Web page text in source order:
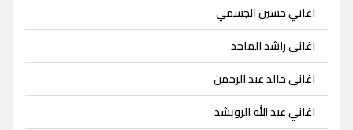
اغاني حسين الجسمي
اغاني راشد الماجد
اغاني خالد عبد الرحمن
اغاني عبد الله الرويشد